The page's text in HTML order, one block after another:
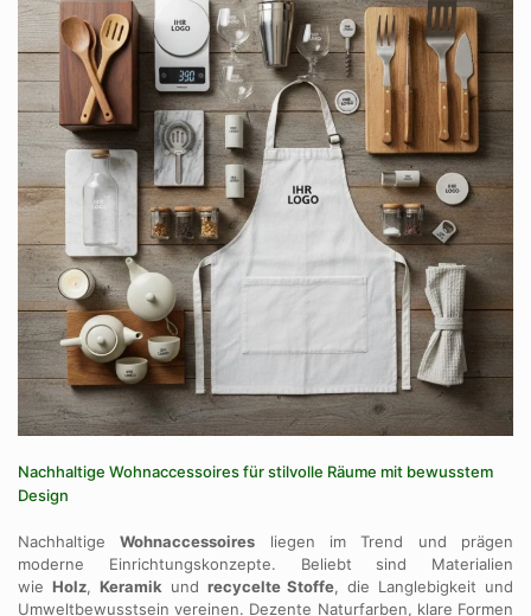
Nachhaltige Wohnaccessoires für stilvolle Räume mit bewusstem
Design
NachhaltigeWohnaccessoires liegen im Trend und prägen
moderne Einrichtungskonzepte. Beliebt sind Materialien
wie Holz, Keramik und recycelte Stoffe, die Langlebigkeit und
Umweltbewusstsein vereinen. Dezente Naturfarben, klare Formen